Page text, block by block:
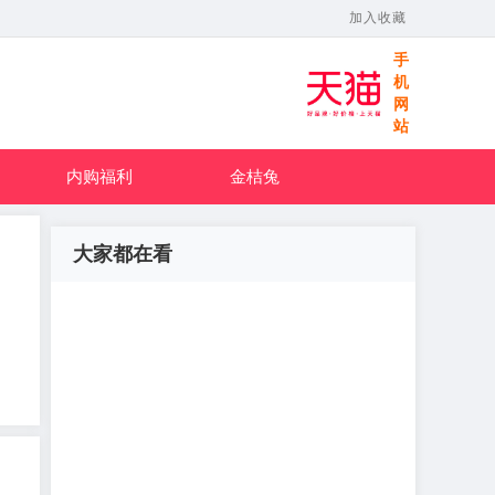
加入收藏
手
机
网
站
内购福利 金桔兔
大家都在看